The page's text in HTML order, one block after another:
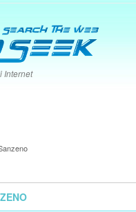
Internet